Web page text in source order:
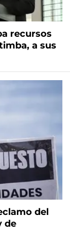
recursos
a sus
del
de